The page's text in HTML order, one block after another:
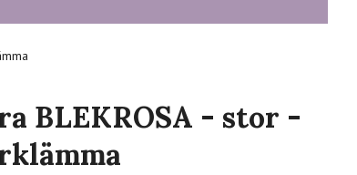
BLEKROSA - stor -